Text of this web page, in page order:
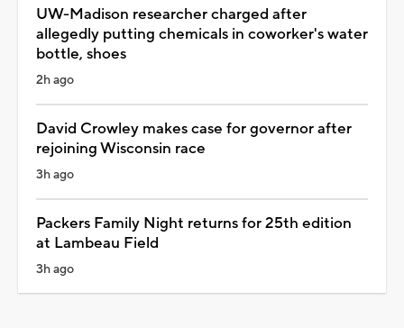
UW-Madison researcher charged after
allegedly putting chemicals in coworker's water
bottle, shoes
2h ago
David Crowley makes case for governor after
rejoining Wisconsin race
3h ago
Packers Family Night returns for 25th edition
at Lambeau Field
3h ago